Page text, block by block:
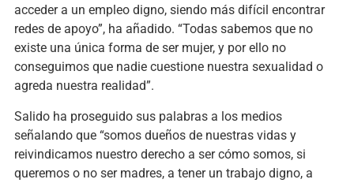
acceder a un empleo digno, siendo más difícil encontrar
redes de apoyo”, ha añadido. “Todas sabemos que no
existe una única forma de ser mujer, y por ello no
conseguimos que nadie cuestione nuestra sexualidad o
agreda nuestra realidad”.
Salido ha proseguido sus palabras a los medios
señalando que “somos dueños de nuestras vidas y
reivindicamos nuestro derecho a ser cómo somos, si
queremos o no ser madres, a tener un trabajo digno, a